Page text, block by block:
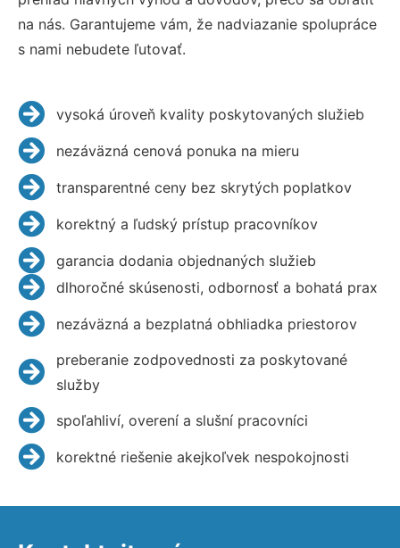
na nás. Garantujeme vám, že nadviazanie spolupráce
s nami nebudete ľutovať.
vysoká úroveň kvality poskytovaných služieb
nezáväzná cenová ponuka na mieru
transparentné ceny bez skrytých poplatkov
korektný a ľudský prístup pracovníkov
garancia dodania objednaných služieb
dlhoročné skúsenosti, odbornosť a bohatá prax
nezáväzná a bezplatná obhliadka priestorov
preberanie zodpovednosti za poskytované
služby
spoľahliví, overení a slušní pracovníci
korektné riešenie akejkoľvek nespokojnosti